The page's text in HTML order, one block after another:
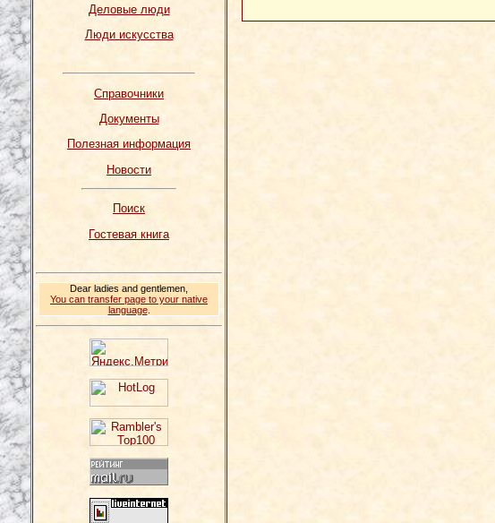
Деловые люди
Люди искусства
Справочники
Документы
Полезная информация
Новости
Поиск
Гостевая книга
Dear ladies and gentlemen,
You can transfer page to your native
language.